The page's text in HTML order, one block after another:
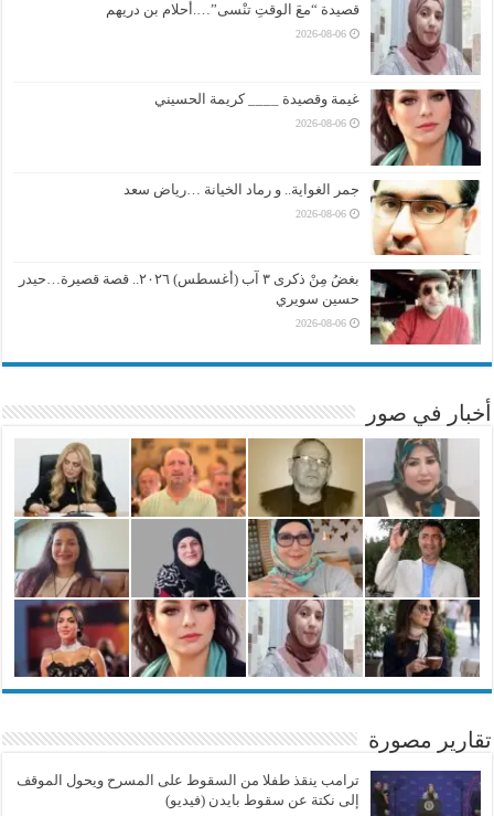
قصيدة “معَ الوقتِ تنْسى”….أحلام بن دريهم
2026-08-06
غيمة وقصيدة ____ كريمة الحسيني
2026-08-06
جمر الغواية.. و رماد الخيانة …رياض سعد
2026-08-06
بغضُ مِنْ ذكرى ٣ آب (أغسطس) ٢٠٢٦.. قصة قصيرة…حيدر
حسين سويري
2026-08-06
أخبار في صور
تقارير مصورة
ترامب ينقذ طفلا من السقوط على المسرح ويحول الموقف
إلى نكتة عن سقوط بايدن (فيديو)